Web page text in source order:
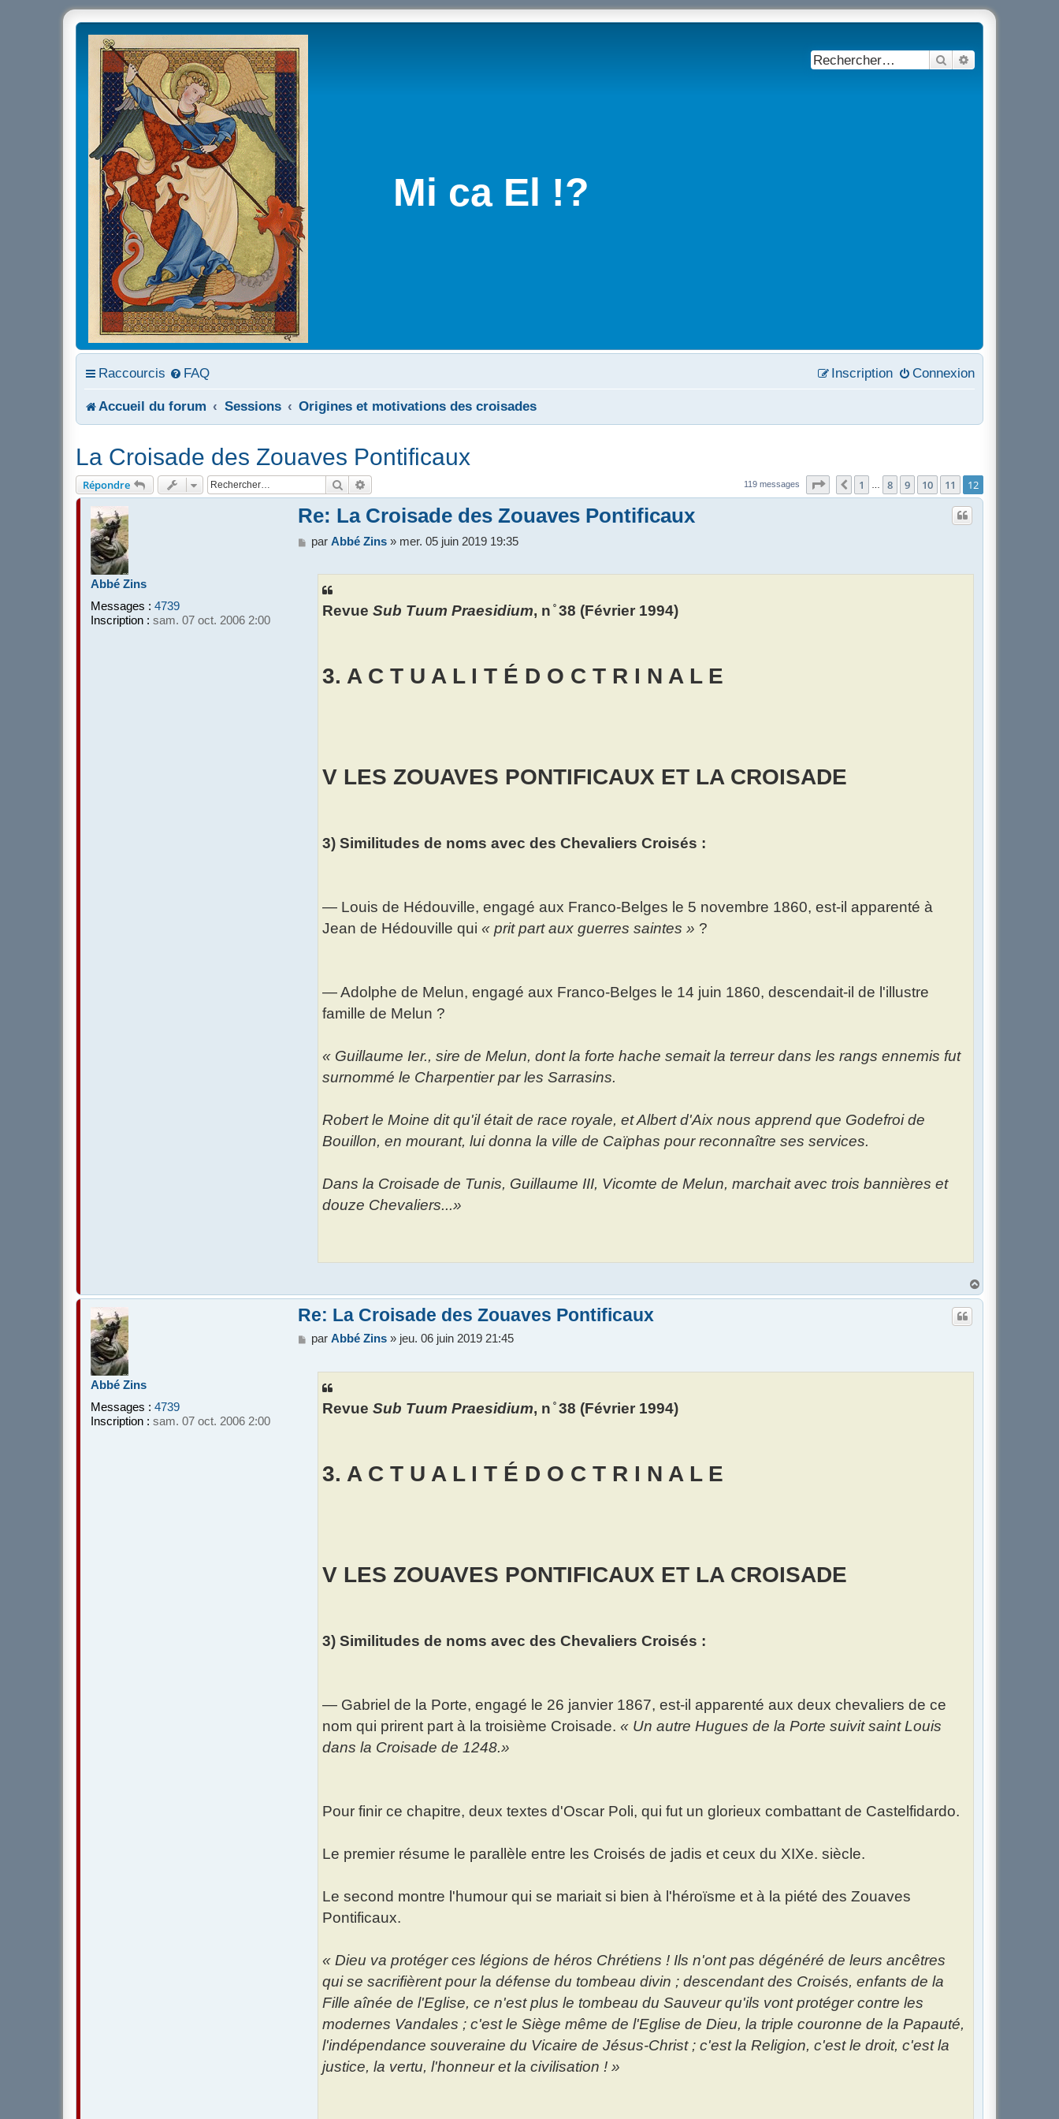
Mi ca El !?
Rechercher
Raccourcis FAQ Connexion
Inscription
Accueil du forum Sessions Origines et motivations des croisades
La Croisade des Zouaves Pontificaux
Répondre Rechercher 119 messages Page 12 sur 12
Précédent
1 8 9 10 11 12
Abbé Zins
Messages : 4739
Inscription : sam. 07 oct. 2006 2:00
Re: La Croisade des Zouaves Pontificaux
M
parAbbé Zins » mer. 05 juin 2019 19:35
RevueSub Tuum Praesidium, n ̊ 38 (Février 1994)
3. A C T U A L I T É D O C T R I N A L E
V LES ZOUAVES PONTIFICAUX ET LA CROISADE
3) Similitudes de noms avec des Chevaliers Croisés :
— Louis de Hédouville, engagé aux Franco-Belges le 5 novembre 1860, est-il apparenté à
Jean de Hédouville qui« prit part aux guerres saintes » ?
— Adolphe de Melun, engagé aux Franco-Belges le 14 juin 1860, descendait-il de l'illustre
famille de Melun ?
« Guillaume Ier., sire de Melun, dont la forte hache semait la terreur dans les rangs ennemis fut
surnommé le Charpentier par les Sarrasins.
Robert le Moine dit qu'il était de race royale, et Albert d'Aix nous apprend que Godefroi de
Bouillon, en mourant, lui donna la ville de Caïphas pour reconnaître ses services.
Dans la Croisade de Tunis, Guillaume III, Vicomte de Melun, marchait avec trois bannières et
douze Chevaliers...»
a
u
Abbé Zins
Messages : 4739
Inscription : sam. 07 oct. 2006 2:00
Re: La Croisade des Zouaves Pontificaux
M
parAbbé Zins » jeu. 06 juin 2019 21:45
RevueSub Tuum Praesidium, n ̊ 38 (Février 1994)
3. A C T U A L I T É D O C T R I N A L E
V LES ZOUAVES PONTIFICAUX ET LA CROISADE
3) Similitudes de noms avec des Chevaliers Croisés :
— Gabriel de la Porte, engagé le 26 janvier 1867, est-il apparenté aux deux chevaliers de ce
nom qui prirent part à la troisième Croisade.« Un autre Hugues de la Porte suivit saint Louis
dans la Croisade de 1248.»
Pour finir ce chapitre, deux textes d'Oscar Poli, qui fut un glorieux combattant de Castelfidardo.
Le premier résume le parallèle entre les Croisés de jadis et ceux du XIXe. siècle.
Le second montre l'humour qui se mariait si bien à l'héroïsme et à la piété des Zouaves
Pontificaux.
« Dieu va protéger ces légions de héros Chrétiens ! Ils n'ont pas dégénéré de leurs ancêtres
qui se sacrifièrent pour la défense du tombeau divin ; descendant des Croisés, enfants de la
Fille aînée de l'Eglise, ce n'est plus le tombeau du Sauveur qu'ils vont protéger contre les
modernes Vandales ; c'est le Siège même de l'Eglise de Dieu, la triple couronne de la Papauté,
l'indépendance souveraine du Vicaire de Jésus-Christ ; c'est la Religion, c'est le droit, c'est la
justice, la vertu, l'honneur et la civilisation ! »